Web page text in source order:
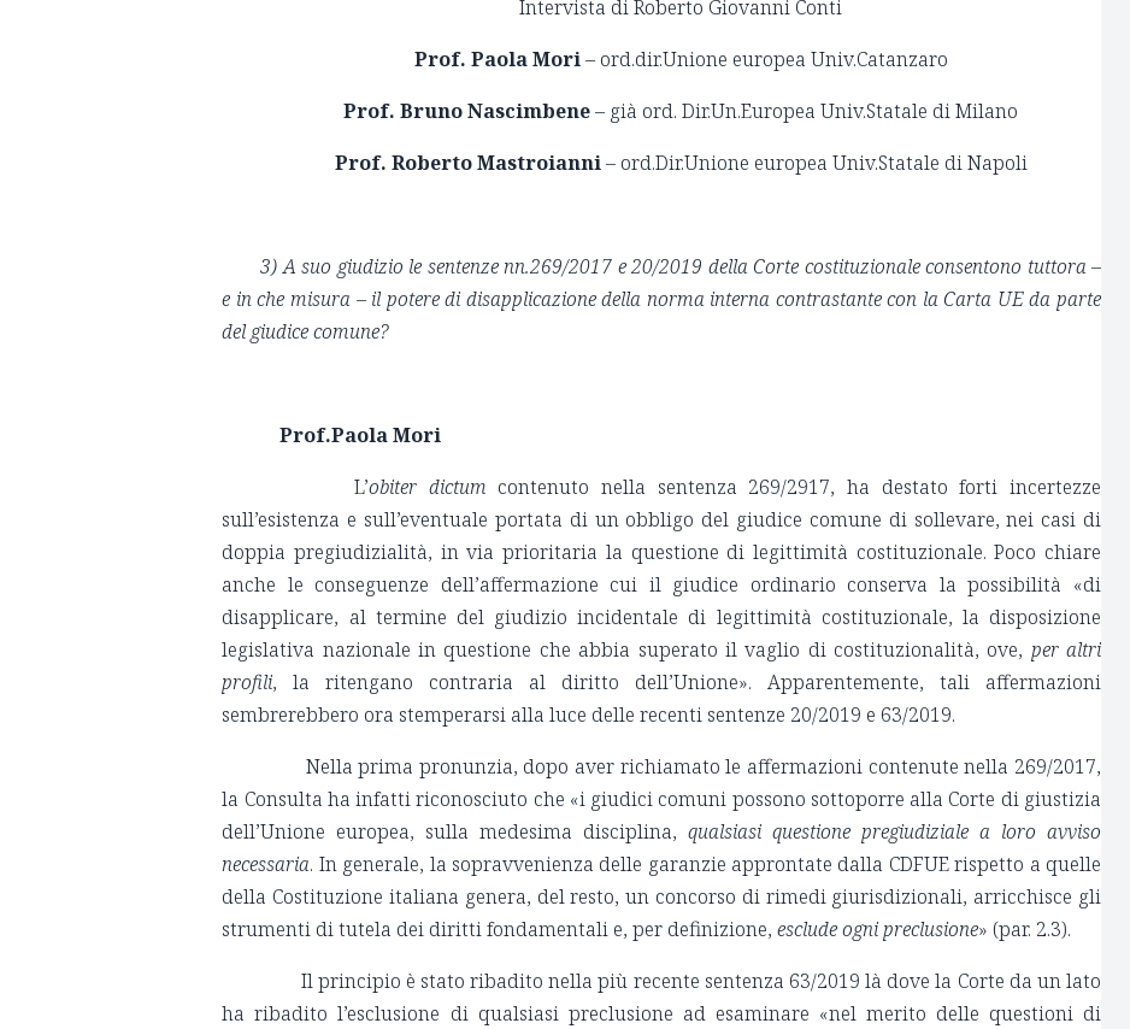
Intervista di Roberto Giovanni Conti
Prof. Paola Mori– ord.dir.Unione europea Univ.Catanzaro
Prof. Bruno Nascimbene– già ord. Dir.Un.Europea Univ.Statale di Milano
Prof. Roberto Mastroianni– ord.Dir.Unione europea Univ.Statale di Napoli
3) A suo giudizio le sentenze nn.269/2017 e 20/2019 della Corte costituzionale consentono tuttora –
e in che misura – il potere di disapplicazione della norma interna contrastante con la Carta UE da parte
del giudice comune?
Prof.Paola Mori
L’obiter dictum contenuto nella sentenza 269/2917, ha destato forti incertezze
sull’esistenza e sull’eventuale portata di un obbligo del giudice comune di sollevare, nei casi di
doppia pregiudizialità, in via prioritaria la questione di legittimità costituzionale. Poco chiare
anche le conseguenze dell’affermazione cui il giudice ordinario conserva la possibilità «di
disapplicare, al termine del giudizio incidentale di legittimità costituzionale, la disposizione
legislativa nazionale in questione che abbia superato il vaglio di costituzionalità, ove, per altri
profili, la ritengano contraria al diritto dell’Unione». Apparentemente, tali affermazioni
sembrerebbero ora stemperarsi alla luce delle recenti sentenze 20/2019 e 63/2019.
Nella prima pronunzia, dopo aver richiamato le affermazioni contenute nella 269/2017,
la Consulta ha infatti riconosciuto che «i giudici comuni possono sottoporre alla Corte di giustizia
dell’Unione europea, sulla medesima disciplina,qualsiasi questione pregiudiziale a loro avviso
necessaria. In generale, la sopravvenienza delle garanzie approntate dalla CDFUE rispetto a quelle
della Costituzione italiana genera, del resto, un concorso di rimedi giurisdizionali, arricchisce gli
strumenti di tutela dei diritti fondamentali e, per definizione,esclude ogni preclusione» (par. 2.3).
Il principio è stato ribadito nella più recente sentenza 63/2019 là dove la Corte da un lato
ha ribadito l’esclusione di qualsiasi preclusione ad esaminare «nel merito delle questioni di